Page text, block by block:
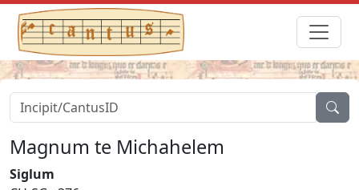
Magnum te Michahelem
Siglum